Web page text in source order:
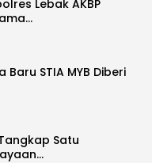
Lebak AKBP
Baru STIA MYB Diberi
Satu